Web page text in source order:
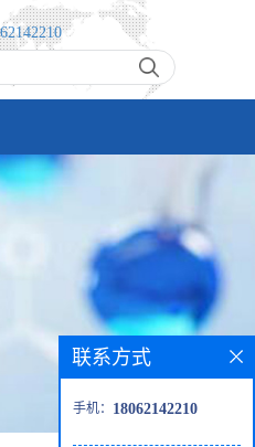
联系方式
手机： 18062142210